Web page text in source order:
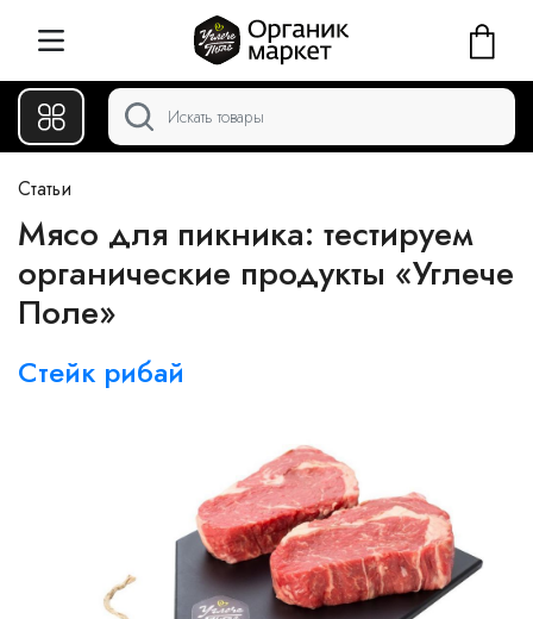
Статьи
Мясо для пикника: тестируем
органические продукты «Углече
Поле»
Стейк рибай